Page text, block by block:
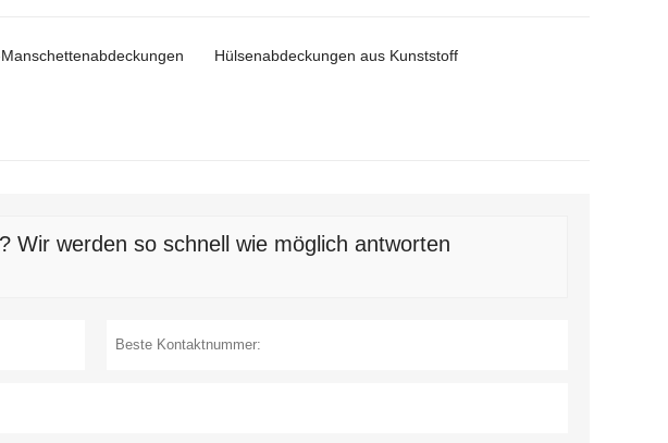
Hülsenabdeckungen aus Kunststoff
Wir werden so schnell wie möglich antworten